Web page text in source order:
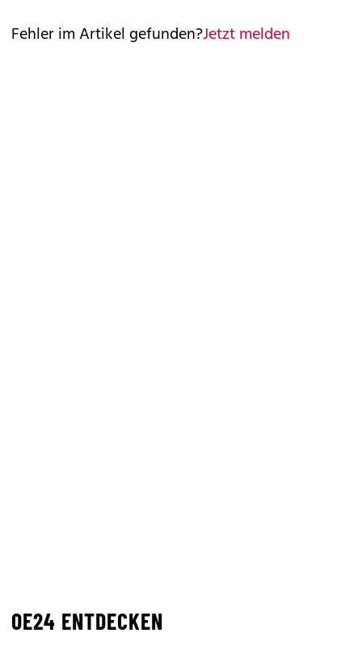
Fehler im Artikel gefunden?Jetzt melden
OE24 ENTDECKEN